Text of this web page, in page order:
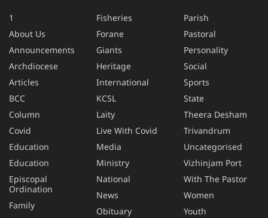
1
About Us
Announcements
Archdiocese
Articles
BCC
Column
Covid
Education
Education
Episcopal
Ordination
Family
Fisheries
Forane
Giants
Heritage
International
KCSL
Laity
Live With Covid
Media
Ministry
National
News
Obituary
Parish
Pastoral
Personality
Social
Sports
State
Theera Desham
Trivandrum
Uncategorised
Vizhinjam Port
With The Pastor
Women
Youth